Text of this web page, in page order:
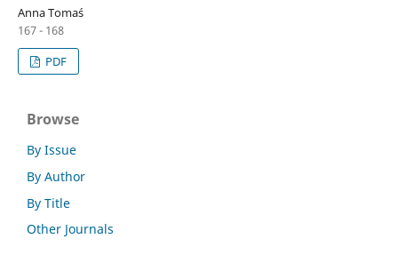
Anna Tomaś
167 - 168
PDF
Browse
By Issue
By Author
By Title
Other Journals